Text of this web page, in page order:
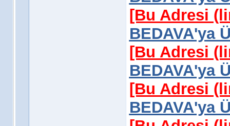
[Bu Adresi
BEDAVA'ya
[Bu Adresi
BEDAVA'ya
[Bu Adresi
BEDAVA'ya